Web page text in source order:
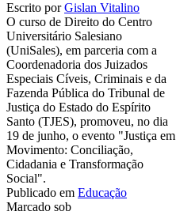
Escrito porGislan Vitalino
O curso de Direito do Centro
Universitário Salesiano
(UniSales), em parceria com a
Coordenadoria dos Juizados
Especiais Cíveis, Criminais e da
Fazenda Pública do Tribunal de
Justiça do Estado do Espírito
Santo (TJES), promoveu, no dia
19 de junho, o evento "Justiça em
Movimento: Conciliação,
Cidadania e Transformação
Social".
Publicado em Educação
Marcado sob